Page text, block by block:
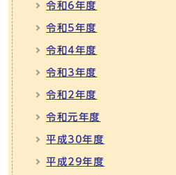
令和6年度
令和5年度
令和4年度
令和3年度
令和2年度
令和元年度
平成30年度
平成29年度